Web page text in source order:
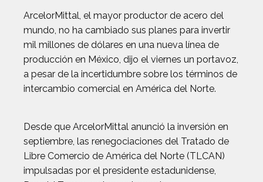
ArcelorMittal, el mayor productor de acero del
mundo, no ha cambiado sus planes para invertir
mil millones de dólares en una nueva línea de
producción en México, dijo el viernes un portavoz,
a pesar de la incertidumbre sobre los términos de
intercambio comercial en América del Norte.
Desde que ArcelorMittal anunció la inversión en
septiembre, las renegociaciones del Tratado de
Libre Comercio de América del Norte (TLCAN)
impulsadas por el presidente estadunidense,